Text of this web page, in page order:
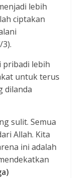
lebih
ciptakan
pribadi lebih
untuk terus
dilanda
sulit. Semua
Allah. Kita
ini adalah